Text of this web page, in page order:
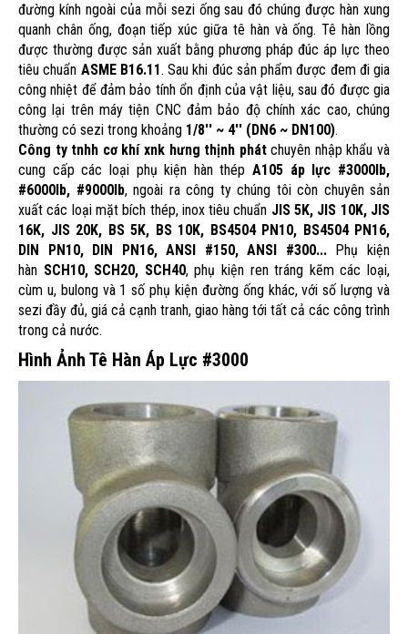
đường kính ngoài của mỗi sezi ống sau đó chúng được hàn xung
quanh chân ống, đoạn tiếp xúc giữa tê hàn và ống. Tê hàn lồng
được thường được sản xuất bằng phương pháp đúc áp lực theo
tiêu chuẩn ASME B16.11. Sau khi đúc sản phẩm được đem đi gia
công nhiệt để đảm bảo tính ổn định của vật liệu, sau đó được gia
công lại trên máy tiện CNC đảm bảo độ chính xác cao, chúng
thường có sezi trong khoảng 1/8'' ~ 4'' (DN6 ~ DN100).
Công ty tnhh cơ khí xnk hưng thịnh phátchuyên nhập khẩu và
cung cấp các loại phụ kiện hàn thépA105 áp lực #3000lb,
#6000lb, #9000lb, ngoài ra công ty chúng tôi còn chuyên sản
xuất các loại mặt bích thép, inox tiêu chuẩn JIS 5K, JIS 10K, JIS
16K, JIS 20K, BS 5K, BS 10K, BS4504 PN10, BS4504 PN16,
DIN PN10, DIN PN16, ANSI #150, ANSI #300...Phụ kiện
hàn SCH10, SCH20, SCH40, phụ kiện ren tráng kẽm các loại,
cùm u, bulong và 1 số phụ kiện đường ống khác, với số lượng và
sezi đầy đủ, giá cả cạnh tranh, giao hàng tới tất cả các công trình
trong cả nước.
Hình Ảnh Tê Hàn Áp Lực #3000